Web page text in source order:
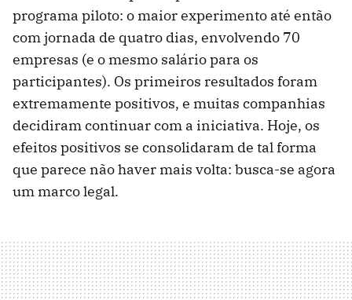
programa piloto: o maior experimento até então
com jornada de quatro dias, envolvendo 70
empresas (e o mesmo salário para os
participantes). Os primeiros resultados foram
extremamente positivos, e muitas companhias
decidiram continuar com a iniciativa. Hoje, os
efeitos positivos se consolidaram de tal forma
que parece não haver mais volta: busca-se agora
um marco legal.